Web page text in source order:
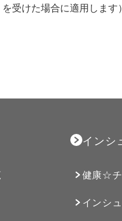
受けた場合に適用します）
インシ
健康☆
インシ